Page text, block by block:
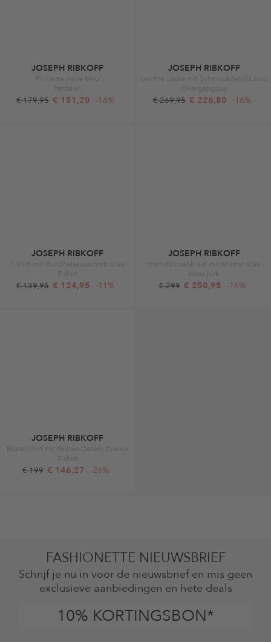
JOSEPH RIBKOFF
Plissierte Hose blau
Pantalon
€ 179,95 € 151,20 -16%
JOSEPH RIBKOFF
Leichte Jacke mit Schmuckdetails blau
Overgangsjas
€ 269,95 € 226,80 -16%
JOSEPH RIBKOFF
T-Shirt mit Rundhalsausschnitt blau
T-shirt
€ 139,95 € 124,95 -11%
JOSEPH RIBKOFF
Hemdblusenkleid mit Muster blau
Maxi-jurk
€ 299 € 250,95 -16%
JOSEPH RIBKOFF
Blusenshirt mit Glitzer-Details Creme
T-shirt
€ 199 € 146,27 -26%
FASHIONETTE NIEUWSBRIEF
Schrijf je nu in voor de nieuwsbrief en mis geen
exclusieve aanbiedingen en hete deals
10% KORTINGSBON*